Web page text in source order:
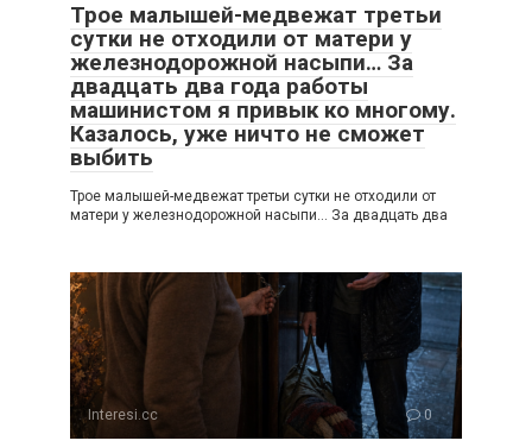
Трое малышей-медвежат третьи
сутки не отходили от матери у
железнодорожной насыпи… За
двадцать два года работы
машинистом я привык ко многому.
Казалось, уже ничто не сможет
выбить
Трое малышей-медвежат третьи сутки не отходили от
матери у железнодорожной насыпи… За двадцать два
Interesi.cc 0